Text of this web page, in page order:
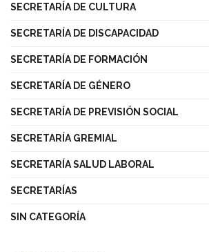
SECRETARÍA DE CULTURA
SECRETARÍA DE DISCAPACIDAD
SECRETARÍA DE FORMACIÓN
SECRETARÍA DE GÉNERO
SECRETARÍA DE PREVISIÓN SOCIAL
SECRETARÍA GREMIAL
SECRETARÍA SALUD LABORAL
SECRETARÍAS
SIN CATEGORÍA